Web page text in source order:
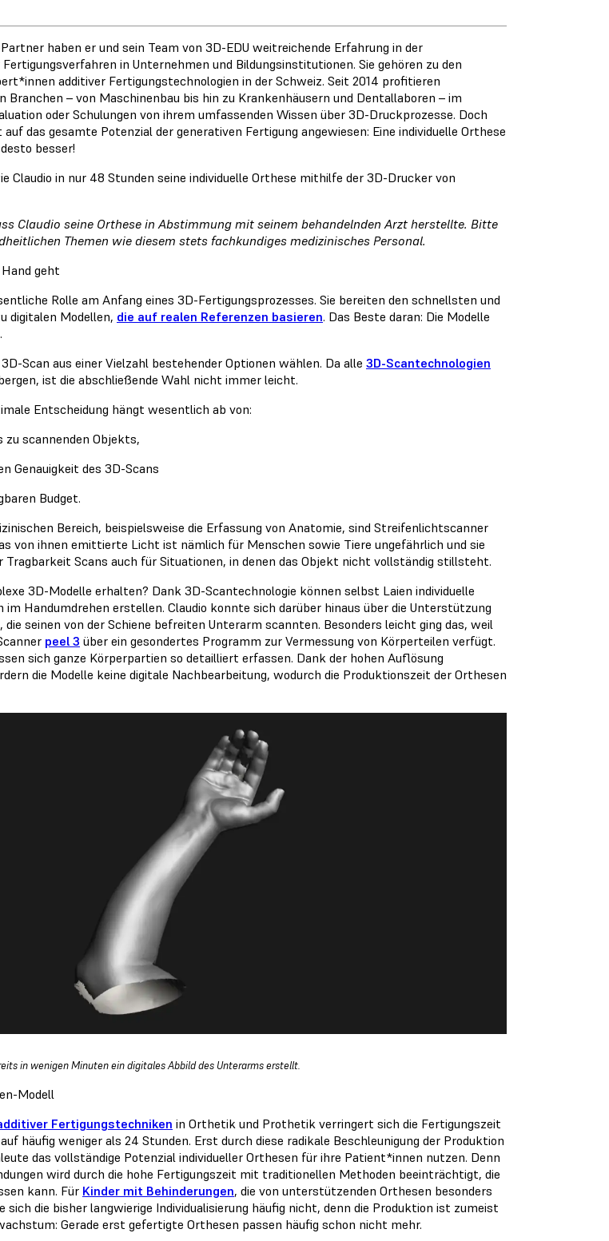
haben er und sein Team von 3D-EDU weitreichende Erfahrung in der
in Unternehmen und Bildungsinstitutionen. Sie gehören zu den
additiver Fertigungstechnologien in der Schweiz. Seit 2014 profitieren
Branchen – von Maschinenbau bis hin zu Krankenhäusern und Dentallaboren – im
oder Schulungen von ihrem umfassenden Wissen über 3D-Druckprozesse. Doch
das gesamte Potenzial der generativen Fertigung angewiesen: Eine individuelle Orthese
besser!
Claudio in nur 48 Stunden seine individuelle Orthese mithilfe der 3D-Drucker von
Claudio seine Orthese in Abstimmung mit seinem behandelnden Arzt herstellte. Bitte
Themen wie diesem stets fachkundiges medizinisches Personal.
geht
Rolle am Anfang eines 3D-Fertigungsprozesses. Sie bereiten den schnellsten und
digitalen Modellen, die auf realen Referenzen basieren. Das Beste daran: Die Modelle
Scan aus einer Vielzahl bestehender Optionen wählen. Da alle 3D-Scantechnologien
ist die abschließende Wahl nicht immer leicht.
Entscheidung hängt wesentlich ab von:
zu scannenden Objekts,
Genauigkeit des 3D-Scans
Budget.
Bereich, beispielsweise die Erfassung von Anatomie, sind Streifenlichtscanner
von ihnen emittierte Licht ist nämlich für Menschen sowie Tiere ungefährlich und sie
Tragbarkeit Scans auch für Situationen, in denen das Objekt nicht vollständig stillsteht.
3D-Modelle erhalten? Dank 3D-Scantechnologie können selbst Laien individuelle
Handumdrehen erstellen. Claudio konnte sich darüber hinaus über die Unterstützung
die seinen von der Schiene befreiten Unterarm scannten. Besonders leicht ging das, weil
peel 3 über ein gesondertes Programm zur Vermessung von Körperteilen verfügt.
sich ganze Körperpartien so detailliert erfassen. Dank der hohen Auflösung
die Modelle keine digitale Nachbearbeitung, wodurch die Produktionszeit der Orthesen
in wenigen Minuten ein digitales Abbild des Unterarms erstellt.
Modell
Fertigungstechniken in Orthetik und Prothetik verringert sich die Fertigungszeit
häufig weniger als 24 Stunden. Erst durch diese radikale Beschleunigung der Produktion
das vollständige Potenzial individueller Orthesen für ihre Patient*innen nutzen. Denn
wird durch die hohe Fertigungszeit mit traditionellen Methoden beeinträchtigt, die
kann. Für Kinder mit Behinderungen, die von unterstützenden Orthesen besonders
die bisher langwierige Individualisierung häufig nicht, denn die Produktion ist zumeist
Gerade erst gefertigte Orthesen passen häufig schon nicht mehr.